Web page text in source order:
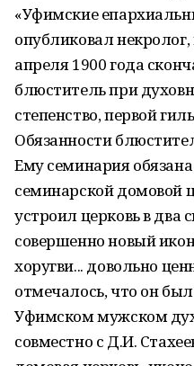
«Уфимские
опубликовал
апреля 1900 года
блюститель при
степенство, первой
Обязанности
Ему семинария
семинарской домовой
устроил церковь в два
совершенно новый
хоругви... довольно
отмечалось, что он
Уфимском мужском
совместно с Д.И.